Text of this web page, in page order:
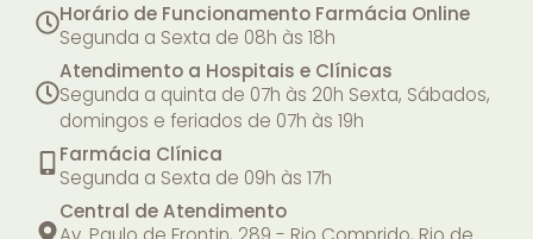
Horário de Funcionamento Farmácia Online
Segunda a Sexta de 08h às 18h
Atendimento a Hospitais e Clínicas
Segunda a quinta de 07h às 20h Sexta, Sábados,
domingos e feriados de 07h às 19h
Farmácia Clínica
Segunda a Sexta de 09h às 17h
Central de Atendimento